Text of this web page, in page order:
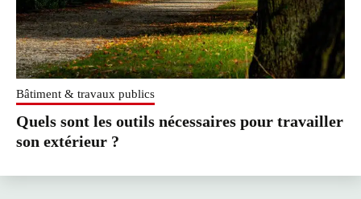
Bâtiment & travaux publics
Quels sont les outils nécessaires pour travailler
son extérieur ?